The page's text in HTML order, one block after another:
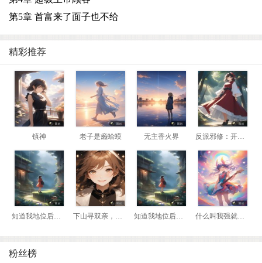
第5章 首富来了面子也不给
精彩推荐
镇神 老子是癞蛤蟆 无主香火界 反派邪修：开局我是瘸腿老头
知道我地位后，前妻悔哭了 下山寻双亲，我靠相术断生死！ 知道我地位后，前妻悔哭了 什么叫我强就该死？那我换到妖兽阵营！
粉丝榜